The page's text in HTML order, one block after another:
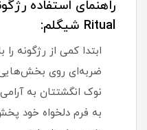
Ritual شیگلم:
ابتدا کمی از رژگونه را
ضربه‌ای روی بخش‌هایی
نوک انگشتتان به
به فرم دلخواه خود